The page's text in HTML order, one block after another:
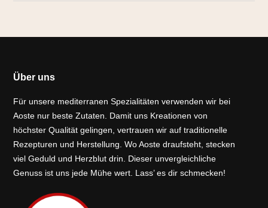
Über uns
Für unsere mediterranen Spezialitäten verwenden wir bei
Aoste nur beste Zutaten. Damit uns Kreationen von
höchster Qualität gelingen, vertrauen wir auf traditionelle
Rezepturen und Herstellung. Wo Aoste draufsteht, stecken
viel Geduld und Herzblut drin. Dieser unvergleichliche
Genuss ist uns jede Mühe wert. Lass’ es dir schmecken!